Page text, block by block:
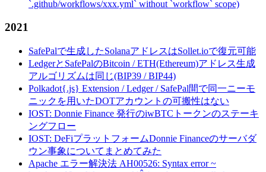
`.github/workflows/xxx.yml` without `workflow` scope)
2021
SafePalで生成したSolanaアドレスはSollet.ioで復元可能
LedgerとSafePalのBitcoin / ETH(Ethereum)アドレス生成
アルゴリズムは同じ(BIP39 / BIP44)
Polkadot{.js} Extension / Ledger / SafePal間で同一ニーモ
ニックを用いたDOTアカウントの可搬性はない
IOST: Donnie Finance 発行のiwBTCトークンのステーキ
ングフロー
IOST: DeFiプラットフォームDonnie Financeのサーバダ
ウン事象についてまとめてみた
Apache エラー解決法 AH00526: Syntax error ~